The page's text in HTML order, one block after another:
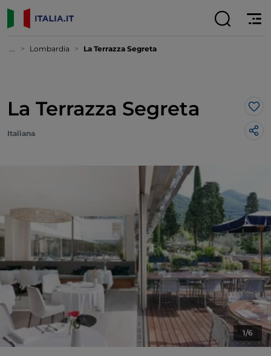
... Lombardia La Terrazza Segreta
La Terrazza Segreta
Italiana
1/6